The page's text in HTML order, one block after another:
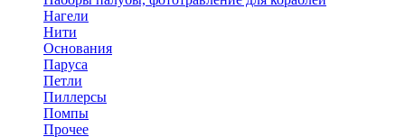
Нагели
Нити
Основания
Паруса
Петли
Пиллерсы
Помпы
Прочее